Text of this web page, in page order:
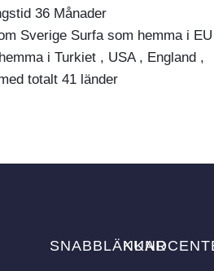
36 Månader
Sverige Surfa som hemma i EU
i Turkiet , USA , England ,
totalt 41 länder
SNABBLÄNKAR